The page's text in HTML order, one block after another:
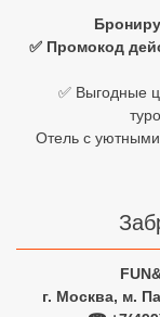
✅ Промокод
✅ Выгодные
Отель с
г. Москва, м.
Египет
Северный Гоа